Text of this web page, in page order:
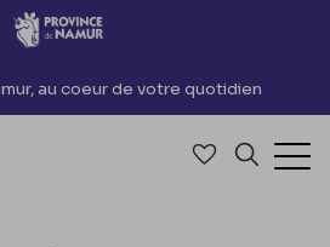
au contenu
au coeur de votre quotidien
Accéder à